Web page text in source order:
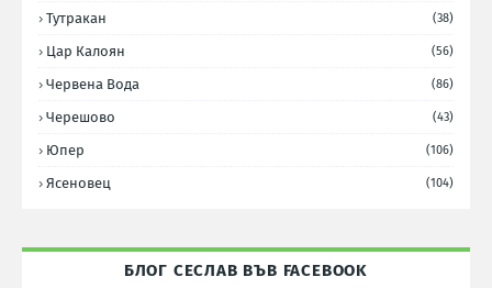
Тутракан (38)
Цар Калоян (56)
Червена Вода (86)
Черешово (43)
Юпер (106)
Ясеновец (104)
БЛОГ СЕСЛАВ ВЪВ FACEBOOK